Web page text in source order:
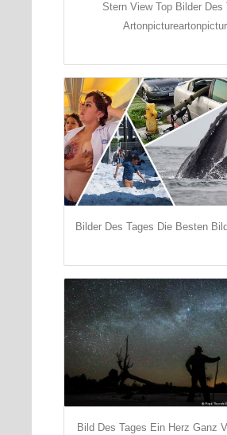
Stern View Top Bilder Des
Bilder Des Tages Die Besten
Bild Des Tages Ein Herz Ganz